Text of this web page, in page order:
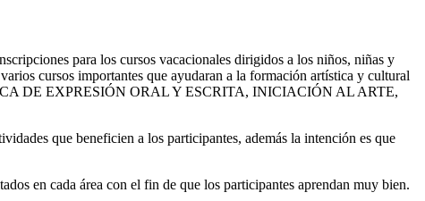
para los cursos vacacionales dirigidos a los niños, niñas y
cursos importantes que ayudaran a la formación artística y cultural
DE EXPRESIÓN ORAL Y ESCRITA, INICIACIÓN AL ARTE,
que beneficien a los participantes, además la intención es que
en cada área con el fin de que los participantes aprendan muy bien.